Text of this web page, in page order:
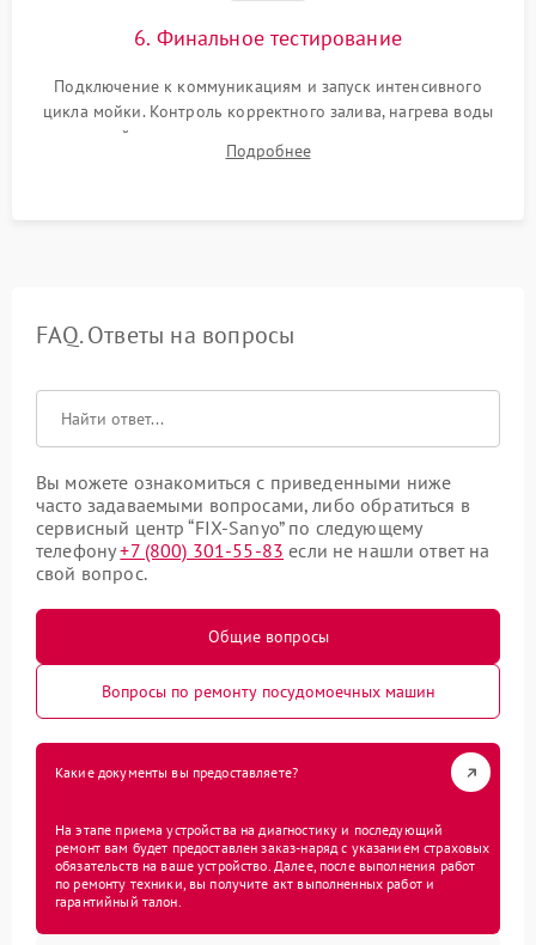
6. Финальное тестирование
Подключение к коммуникациям и запуск интенсивного
цикла мойки. Контроль корректного залива, нагрева воды
до нужной температуры, отсутствия посторонних шумов,
штатного слива и абсолютной сухости в поддоне.
Подробнее
FAQ. Ответы на вопросы
Вы можете ознакомиться с приведенными ниже
часто задаваемыми вопросами, либо обратиться в
сервисный центр “FIX-Sanyo” по следующему
телефону+7 (800) 301-55-83 если не нашли ответ на
свой вопрос.
Общие вопросы
Вопросы по ремонту посудомоечных машин
Какие документы вы предоставляете?
На этапе приема устройства на диагностику и последующий
ремонт вам будет предоставлен заказ-наряд с указанием страховых
обязательств на ваше устройство. Далее, после выполнения работ
по ремонту техники, вы получите акт выполненных работ и
гарантийный талон.